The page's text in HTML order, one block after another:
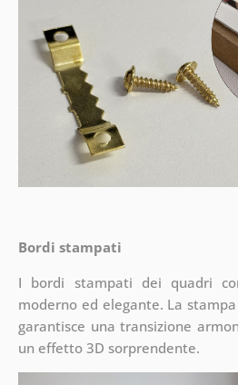
Bordi stampati
I bordi stampati dei quadri
moderno ed elegante. La
garantisce una transizione
un effetto 3D sorprendente.